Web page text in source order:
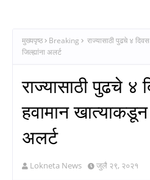
मुख्यपृष्ठ Breaking
राज्यासाठी पुढचे ४
जिल्ह्यांना अलर्ट
राज्यासाठी पुढचे ४
हवामान खात्याकडून
अलर्ट
Lokneta News जुलै २९, २०२१